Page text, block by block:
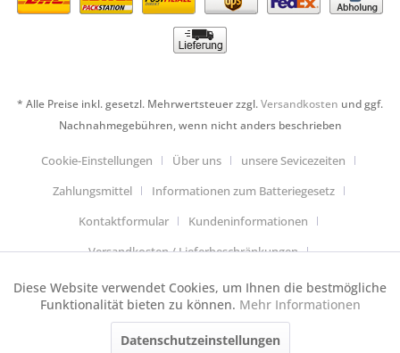
* Alle Preise inkl. gesetzl. Mehrwertsteuer zzgl.Versandkosten und ggf.
Nachnahmegebühren, wenn nicht anders beschrieben
Cookie-Einstellungen Über uns
unsere Sevicezeiten
Zahlungsmittel
Informationen zum Batteriegesetz
Kontaktformular
Kundeninformationen
Versandkosten / Lieferbeschränkungen
Widerrufsbelehrung & Muster-Widerrufsformular
Datenschutzerklärung
Allgemeine Geschäftsbedingungen
Impressum Cookie-Einstellungen
Funktionale Aktiv
Diese Website verwendet Cookies, um Ihnen die bestmögliche
Funktionalität bieten zu können. Mehr Informationen
Datenschutzeinstellungen